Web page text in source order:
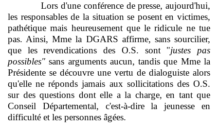
Lors d'une conférence de presse, aujourd'hui,
les responsables de la situation se posent en victimes,
pathétique mais heureusement que le ridicule ne tue
pas. Ainsi, Mme la DGARS affirme, sans sourcilier,
que les revendications des O.S. sont "justes pas
possibles" sans arguments aucun, tandis que Mme la
Présidente se découvre une vertu de dialoguiste alors
qu'elle ne réponds jamais aux sollicitations des O.S.
sur des questions dont elle a la charge, en tant que
Conseil Départemental, c'est-à-dire la jeunesse en
difficulté et les personnes âgées.